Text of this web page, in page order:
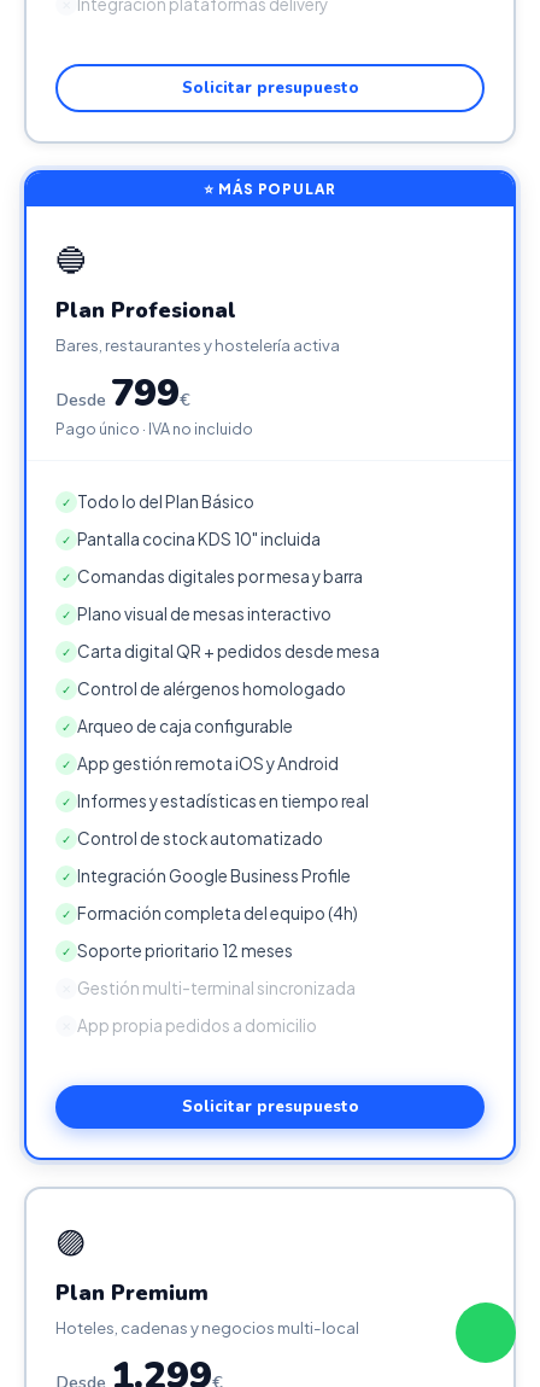
Integración plataformas delivery
Solicitar presupuesto
⭐ MÁS POPULAR
🔵
Plan Profesional
Bares, restaurantes y hostelería activa
Desde 799€
Pago único · IVA no incluido
✓ Todo lo del Plan Básico
✓ Pantalla cocina KDS 10" incluida
✓ Comandas digitales por mesa y barra
✓ Plano visual de mesas interactivo
✓ Carta digital QR + pedidos desde mesa
✓ Control de alérgenos homologado
✓ Arqueo de caja configurable
✓ App gestión remota iOS y Android
✓ Informes y estadísticas en tiempo real
✓ Control de stock automatizado
✓ Integración Google Business Profile
✓ Formación completa del equipo (4h)
✓ Soporte prioritario 12 meses
Gestión multi-terminal sincronizada
App propia pedidos a domicilio
Solicitar presupuesto
🟣
Plan Premium
Hoteles, cadenas y negocios multi-local
Desde 1.299€